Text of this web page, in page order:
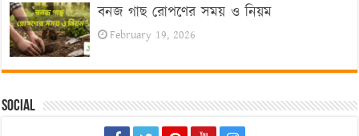
বনজ গাছ রোপণের সময় ও নিয়ম
February 19, 2026
Social